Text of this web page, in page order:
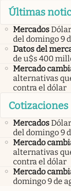
Últimas
Mercados
del domingo 9
Datos del
de u$s 400
Mercado
alternativas
contra el dólar
Cotizaciones
Mercados
del domingo 9
Mercado
alternativas
contra el dólar
Mercado
domingo 9 de